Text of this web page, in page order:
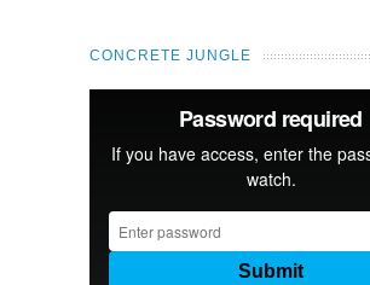
CONCRETE JUNGLE